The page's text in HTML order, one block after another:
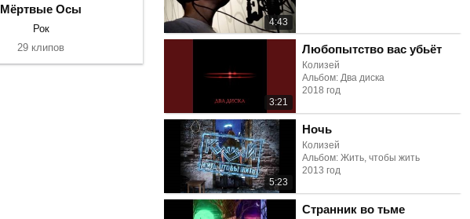
4:43
3:21
Любопытство вас убьёт
Колизей
Альбом: Два диска
2018 год
5:23
Ночь
Колизей
Альбом: Жить, чтобы жить
2013 год
Странник во тьме
Мёртвые Осы
Рок
29 клипов